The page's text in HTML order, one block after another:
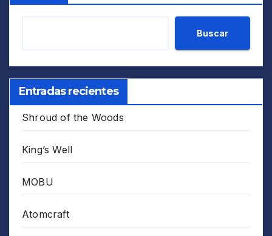
Buscar
Entradas recientes
Shroud of the Woods
King’s Well
MOBU
Atomcraft